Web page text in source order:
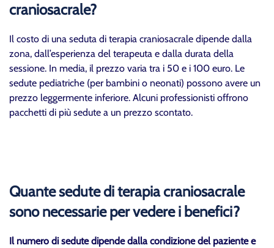
craniosacrale?
Il costo di una seduta di terapia craniosacrale dipende dalla
zona, dall’esperienza del terapeuta e dalla durata della
sessione. In media, il prezzo varia tra i 50 e i 100 euro. Le
sedute pediatriche (per bambini o neonati) possono avere un
prezzo leggermente inferiore. Alcuni professionisti offrono
pacchetti di più sedute a un prezzo scontato.
Quante sedute di terapia craniosacrale
sono necessarie per vedere i benefici?
Il numero di sedute dipende dalla condizione del paziente e